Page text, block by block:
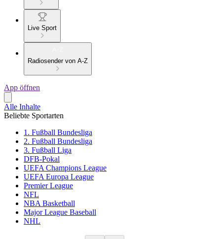
Live Sport
Radiosender von A-Z
App öffnen
Alle Inhalte
Beliebte Sportarten
1. Fußball Bundesliga
2. Fußball Bundesliga
3. Fußball Liga
DFB-Pokal
UEFA Champions League
UEFA Europa League
Premier League
NFL
NBA Basketball
Major League Baseball
NHL